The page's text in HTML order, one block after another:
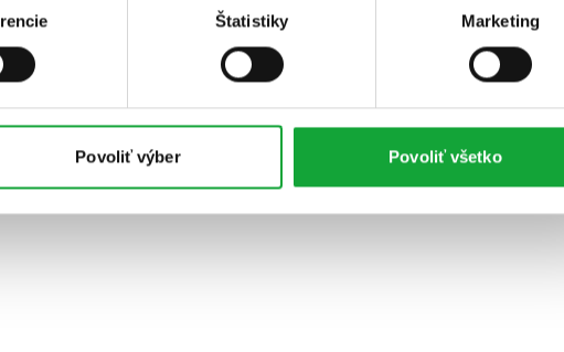
Štatistiky Marketing
Povoliť výber Povoliť všetko